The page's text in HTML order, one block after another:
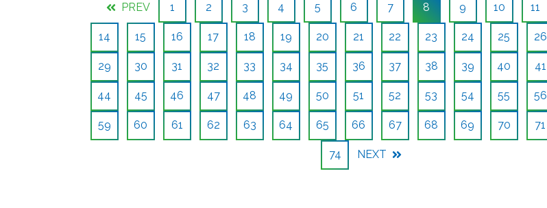
PREV 1 2 3 4 5 6 7 8 9 10 11
14 15 16 17 18 19 20 21 22 23 24 25 26
29 30 31 32 33 34 35 36 37 38 39 40 41
44 45 46 47 48 49 50 51 52 53 54 55 56
59 60 61 62 63 64 65 66 67 68 69 70 71
74 NEXT